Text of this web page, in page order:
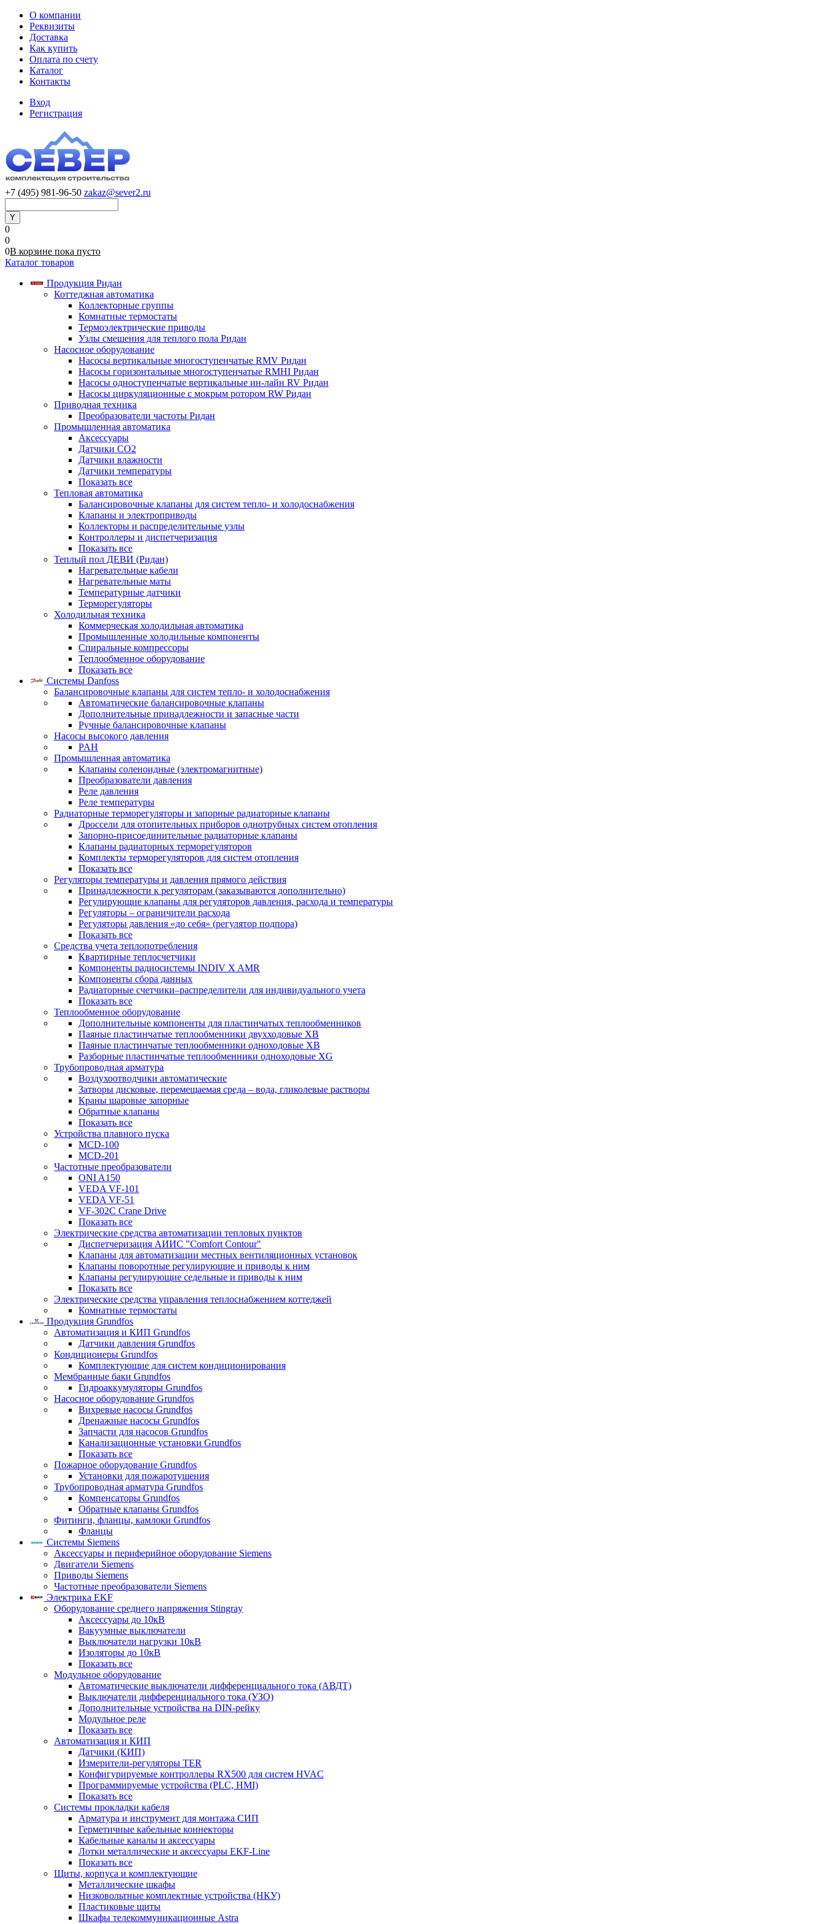
О компании
Реквизиты
Доставка
Как купить
Оплата по счету
Каталог
Контакты
Вход
Регистрация
+7 (495) 981-96-50 zakaz@sever2.ru
0
0
0В корзине пока пусто
Каталог товаров
Продукция Ридан
Коттеджная автоматика
Коллекторные группы
Комнатные термостаты
Термоэлектрические приводы
Узлы смешения для теплого пола Ридан
Насосное оборудование
Насосы вертикальные многоступенчатые RMV Ридан
Насосы горизонтальные многоступенчатые RMHI Ридан
Насосы одноступенчатые вертикальные ин-лайн RV Ридан
Насосы циркуляционные с мокрым ротором RW Ридан
Приводная техника
Преобразователи частоты Ридан
Промышленная автоматика
Аксессуары
Датчики CO2
Датчики влажности
Датчики температуры
Показать все
Тепловая автоматика
Балансировочные клапаны для систем тепло- и холодоснабжения
Клапаны и электроприводы
Коллекторы и распределительные узлы
Контроллеры и диспетчеризация
Показать все
Теплый пол ДЕВИ (Ридан)
Нагревательные кабели
Нагревательные маты
Температурные датчики
Терморегуляторы
Холодильная техника
Коммерческая холодильная автоматика
Промышленные холодильные компоненты
Спиральные компрессоры
Теплообменное оборудование
Показать все
Системы Danfoss
Балансировочные клапаны для систем тепло- и холодоснабжения
Автоматические балансировочные клапаны
Дополнительные принадлежности и запасные части
Ручные балансировочные клапаны
Насосы высокого давления
PAH
Промышленная автоматика
Клапаны соленоидные (электромагнитные)
Преобразователи давления
Реле давления
Реле температуры
Радиаторные терморегуляторы и запорные радиаторные клапаны
Дроссели для отопительных приборов однотрубных систем отопления
Запорно-присоединительные радиаторные клапаны
Клапаны радиаторных терморегуляторов
Комплекты терморегуляторов для систем отопления
Показать все
Регуляторы температуры и давления прямого действия
Принадлежности к регуляторам (заказываются дополнительно)
Регулирующие клапаны для регуляторов давления, расхода и температуры
Регуляторы – ограничители расхода
Регуляторы давления «до себя» (регулятор подпора)
Показать все
Средства учета теплопотребления
Квартирные теплосчетчики
Компоненты радиосистемы INDIV X AMR
Компоненты сбора данных
Радиаторные счетчики–распределители для индивидуального учета
Показать все
Теплообменное оборудование
Дополнительные компоненты для пластинчатых теплообменников
Паяные пластинчатые теплообменники двухходовые XB
Паяные пластинчатые теплообменники одноходовые ХВ
Разборные пластинчатые теплообменники одноходовые ХG
Трубопроводная арматура
Воздухоотводчики автоматические
Затворы дисковые, перемещаемая среда – вода, гликолевые растворы
Краны шаровые запорные
Обратные клапаны
Показать все
Устройства плавного пуска
MCD-100
MCD-201
Частотные преобразователи
ONI A150
VEDA VF-101
VEDA VF-51
VF-302C Crane Drive
Показать все
Электрические средства автоматизации тепловых пунктов
Диспетчеризация АИИС "Comfort Contour"
Клапаны для автоматизации местных вентиляционных установок
Клапаны поворотные регулирующие и приводы к ним
Клапаны регулирующие седельные и приводы к ним
Показать все
Электрические средства управления теплоснабжением коттеджей
Комнатные термостаты
Продукция Grundfos
Автоматизация и КИП Grundfos
Датчики давления Grundfos
Кондиционеры Grundfos
Комплектующие для систем кондиционирования
Мембранные баки Grundfos
Гидроаккумуляторы Grundfos
Насосное оборудование Grundfos
Вихревые насосы Grundfos
Дренажные насосы Grundfos
Запчасти для насосов Grundfos
Канализационные установки Grundfos
Показать все
Пожарное оборудование Grundfos
Установки для пожаротушения
Трубопроводная арматура Grundfos
Компенсаторы Grundfos
Обратные клапаны Grundfos
Фитинги, фланцы, камлоки Grundfos
Фланцы
Системы Siemens
Аксессуары и периферийное оборудование Siemens
Двигатели Siemens
Приводы Siemens
Частотные преобразователи Siemens
Электрика EKF
Оборудование среднего напряжения Stingray
Аксессуары до 10кВ
Вакуумные выключатели
Выключатели нагрузки 10кВ
Изоляторы до 10кВ
Показать все
Модульное оборудование
Автоматические выключатели дифференциального тока (АВДТ)
Выключатели дифференциального тока (УЗО)
Дополнительные устройства на DIN-рейку
Модульное реле
Показать все
Автоматизация и КИП
Датчики (КИП)
Измерители-регуляторы TER
Конфигурируемые контроллеры RX500 для систем HVAC
Программируемые устройства (PLC, HMI)
Показать все
Системы прокладки кабеля
Арматура и инструмент для монтажа СИП
Герметичные кабельные коннекторы
Кабельные каналы и аксессуары
Лотки металлические и аксессуары EKF-Line
Показать все
Щиты, корпуса и комплектующие
Металлические шкафы
Низковольтные комплектные устройства (НКУ)
Пластиковые щиты
Шкафы телекоммуникационные Astra